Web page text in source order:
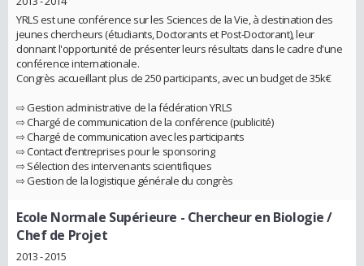
YRLS est une conférence sur les Sciences de la Vie, à destination des
jeunes chercheurs (étudiants, Doctorants et Post-Doctorant), leur
donnant l'opportunité de présenter leurs résultats dans le cadre d'une
conférence internationale.
Congrès accueillant plus de 250 participants, avec un budget de 35k€
⇨ Gestion administrative de la fédération YRLS
⇨ Chargé de communication de la conférence (publicité)
⇨ Chargé de communication avec les participants
⇨ Contact d’entreprises pour le sponsoring
⇨ Sélection des intervenants scientifiques
⇨ Gestion de la logistique générale du congrès
Ecole Normale Supérieure - Chercheur en Biologie /
Chef de Projet
2013 - 2015